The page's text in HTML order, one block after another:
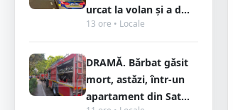
urcat la volan și a d...
13 ore • Locale
DRAMĂ. Bărbat găsit
mort, astăzi, într-un
apartament din Sat...